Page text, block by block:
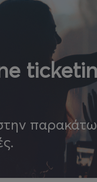
παρακάτω